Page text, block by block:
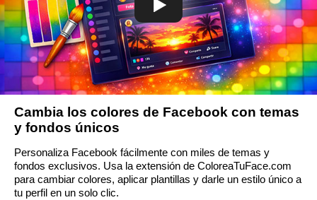
Cambia los colores de Facebook con temas
y fondos únicos
Personaliza Facebook fácilmente con miles de temas y
fondos exclusivos. Usa la extensión de ColoreaTuFace.com
para cambiar colores, aplicar plantillas y darle un estilo único a
tu perfil en un solo clic.